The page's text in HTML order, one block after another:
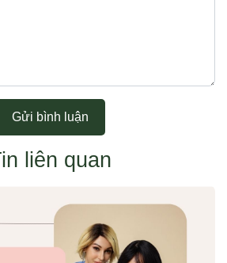
Gửi bình luận
liên quan